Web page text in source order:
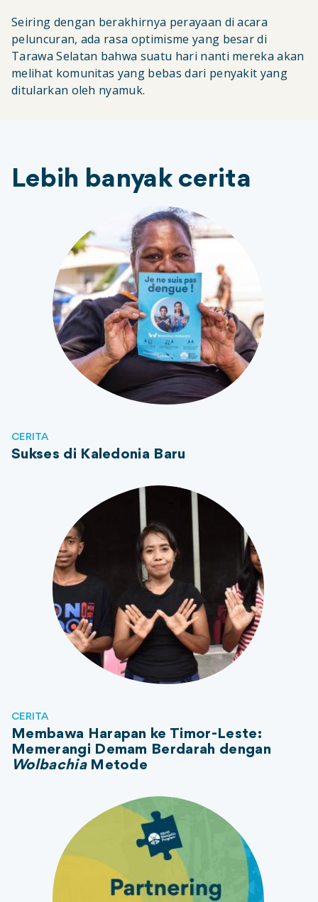
Seiring dengan berakhirnya perayaan di acara
peluncuran, ada rasa optimisme yang besar di
Tarawa Selatan bahwa suatu hari nanti mereka akan
melihat komunitas yang bebas dari penyakit yang
ditularkan oleh nyamuk.
Lebih banyak cerita
CERITA
Sukses di Kaledonia Baru
CERITA
Membawa Harapan ke Timor-Leste:
Memerangi Demam Berdarah dengan
WolbachiaMetode